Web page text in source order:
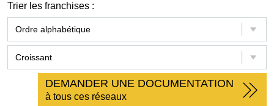
Trier les franchises :
DEMANDER UNE DOCUMENTATION
à tous ces réseaux